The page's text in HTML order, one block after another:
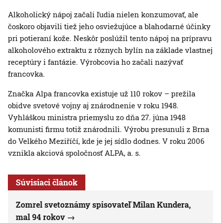
Alkoholický nápoj začali ľudia nielen konzumovať, ale
čoskoro objavili tiež jeho osviežujúce a blahodarné účinky
pri potieraní kože. Neskôr poslúžil tento nápoj na prípravu
alkoholového extraktu z rôznych bylín na základe vlastnej
receptúry i fantázie. Výrobcovia ho začali nazývať
francovka.
Značka Alpa francovka existuje už 110 rokov – prežila
obidve svetové vojny aj znárodnenie v roku 1948.
Vyhláškou ministra priemyslu zo dňa 27. júna 1948
komunisti firmu totiž znárodnili. Výrobu presunuli z Brna
do Velkého Meziříčí, kde je jej sídlo dodnes. V roku 2006
vznikla akciová spoločnosť ALPA, a. s.
Súvisiaci článok
Zomrel svetoznámy spisovateľ Milan Kundera,
mal 94 rokov